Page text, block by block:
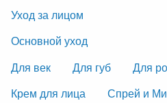
Уход за лицом
Основной уход
Для век
Для губ
Для
Крем для лица
Спрей и